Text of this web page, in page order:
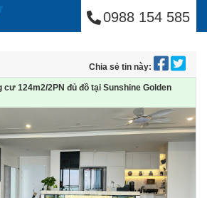
Minh Việt Land0988 154 585
Chia sẻ tin này:
cư 124m2/2PN đủ đồ tại Sunshine Golden